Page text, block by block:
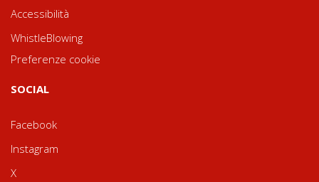
Accessibilità
WhistleBlowing
Preferenze cookie
SOCIAL
Facebook
Instagram
X